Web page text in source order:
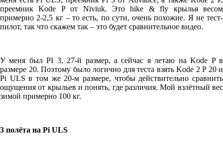
преемник Kode P от Niviuk. Это hike & fly крылья весом
примерно 2-2,5 кг – то есть, по сути, очень похожие. Я не тест-
пилот, так что скажем так – это будет сравнительное видео.
У меня был PI 3, 27-й размер, а сейчас я летаю на Kode P в
размере 20. Поэтому было логично для теста взять Kode 2 P 20 и
Pi ULS в том же 20-м размере, чтобы действительно сравнить
ощущения от крыльев и понять, где различия. Мой взлётный вес
зимой примерно 100 кг.
3 полёта на Pi ULS